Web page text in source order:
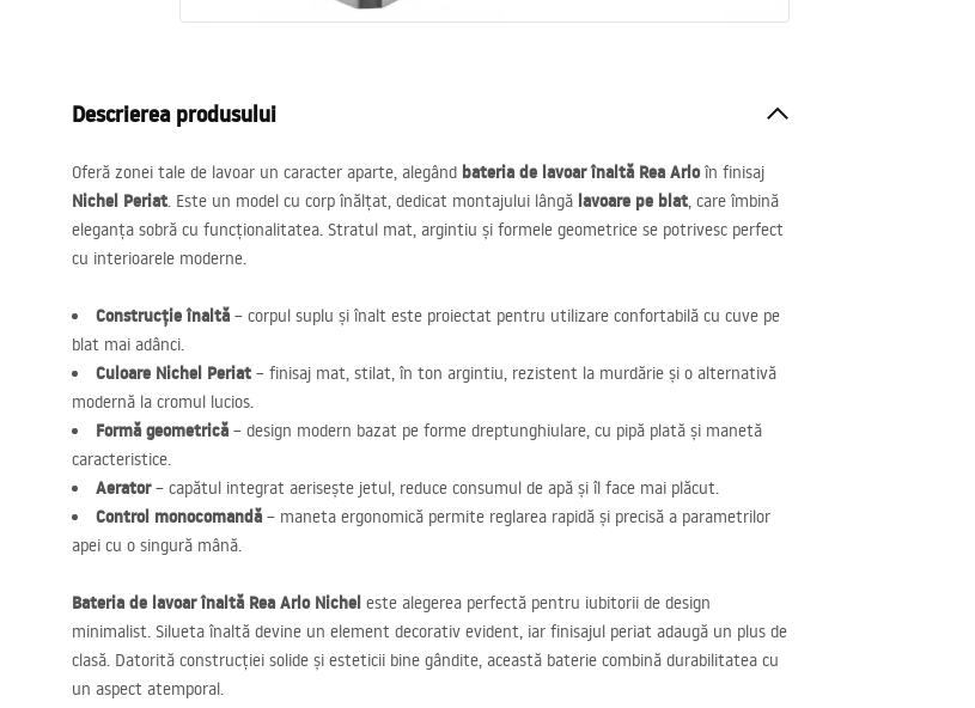
Descrierea produsului
Oferă zonei tale de lavoar un caracter aparte, alegând bateria de lavoar înaltă Rea Arloîn finisaj
Nichel Periat. Este un model cu corp înălțat, dedicat montajului lângă lavoare pe blat, care îmbină
eleganța sobră cu funcționalitatea. Stratul mat, argintiu și formele geometrice se potrivesc perfect
cu interioarele moderne.
Construcție înaltă – corpul suplu și înalt este proiectat pentru utilizare confortabilă cu cuve pe
blat mai adânci.
Culoare Nichel Periat – finisaj mat, stilat, în ton argintiu, rezistent la murdărie și o alternativă
modernă la cromul lucios.
Formă geometrică – design modern bazat pe forme dreptunghiulare, cu pipă plată și manetă
caracteristice.
Aerator– capătul integrat aerisește jetul, reduce consumul de apă și îl face mai plăcut.
Control monocomandă – maneta ergonomică permite reglarea rapidă și precisă a parametrilor
apei cu o singură mână.
Bateria de lavoar înaltă Rea Arlo Nichel este alegerea perfectă pentru iubitorii de design
minimalist. Silueta înaltă devine un element decorativ evident, iar finisajul periat adaugă un plus de
clasă. Datorită construcției solide și esteticii bine gândite, această baterie combină durabilitatea cu
un aspect atemporal.